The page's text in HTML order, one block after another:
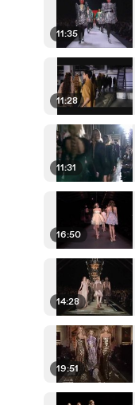
11:35
11:28
11:31
16:50
14:28
19:51